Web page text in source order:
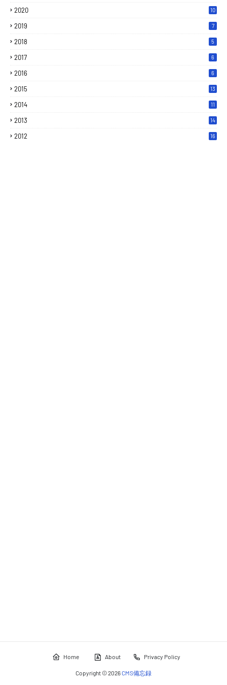
2020 10
2019 7
2018 5
2017 6
2016 6
2015 13
2014 11
2013 14
2012 16
Home About Privacy Policy
Copyright ©2026CMS備忘録